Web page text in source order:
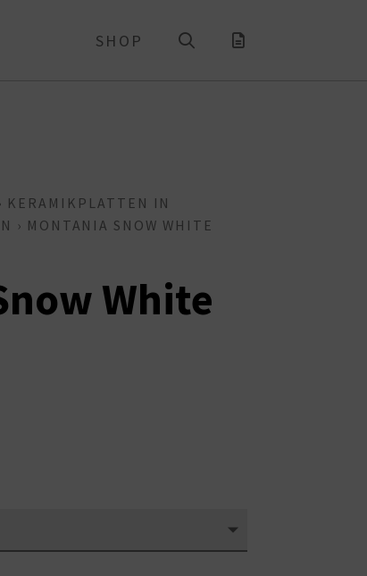
SHOP
› KERAMIKPLATTEN IN
› MONTANIA SNOW WHITE
White